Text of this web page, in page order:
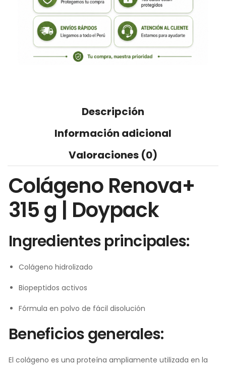
Descripción
Información adicional
Valoraciones (0)
Colágeno Renova+
315 g | Doypack
Ingredientes principales:
Colágeno hidrolizado
Biopeptidos activos
Fórmula en polvo de fácil disolución
Beneficios generales:
El colágeno es una proteína ampliamente utilizada en la